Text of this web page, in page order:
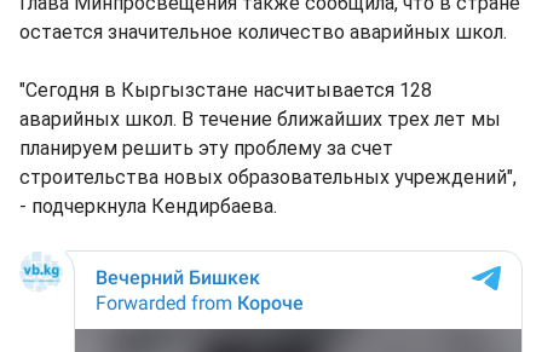
остается значительное количество аварийных школ.
"Сегодня в Кыргызстане насчитывается 128
аварийных школ. В течение ближайших трех лет мы
планируем решить эту проблему за счет
строительства новых образовательных учреждений",
- подчеркнула Кендирбаева.